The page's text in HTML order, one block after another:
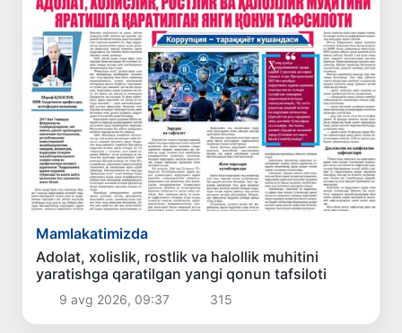
Mamlakatimizda
Adolat, xolislik, rostlik va halollik muhitini
yaratishga qaratilgan yangi qonun tafsiloti
9 avg 2026, 09:37 315